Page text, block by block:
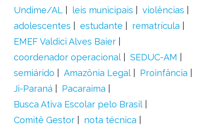
Undime/AL
leis municipais
violências
adolescentes
estudante
rematrícula
EMEF Valdici Alves Baier
coordenador operacional
SEDUC-AM
semiárido
Amazônia Legal
Proinfância
Ji-Paraná
Pacaraima
Busca Ativa Escolar pelo Brasil
Comitê Gestor
nota técnica